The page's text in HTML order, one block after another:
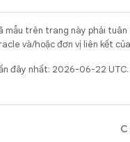
mẫu trên trang này phải
và/hoặc đơn vị liên kết
đây nhất: 2026-06-22 UTC.